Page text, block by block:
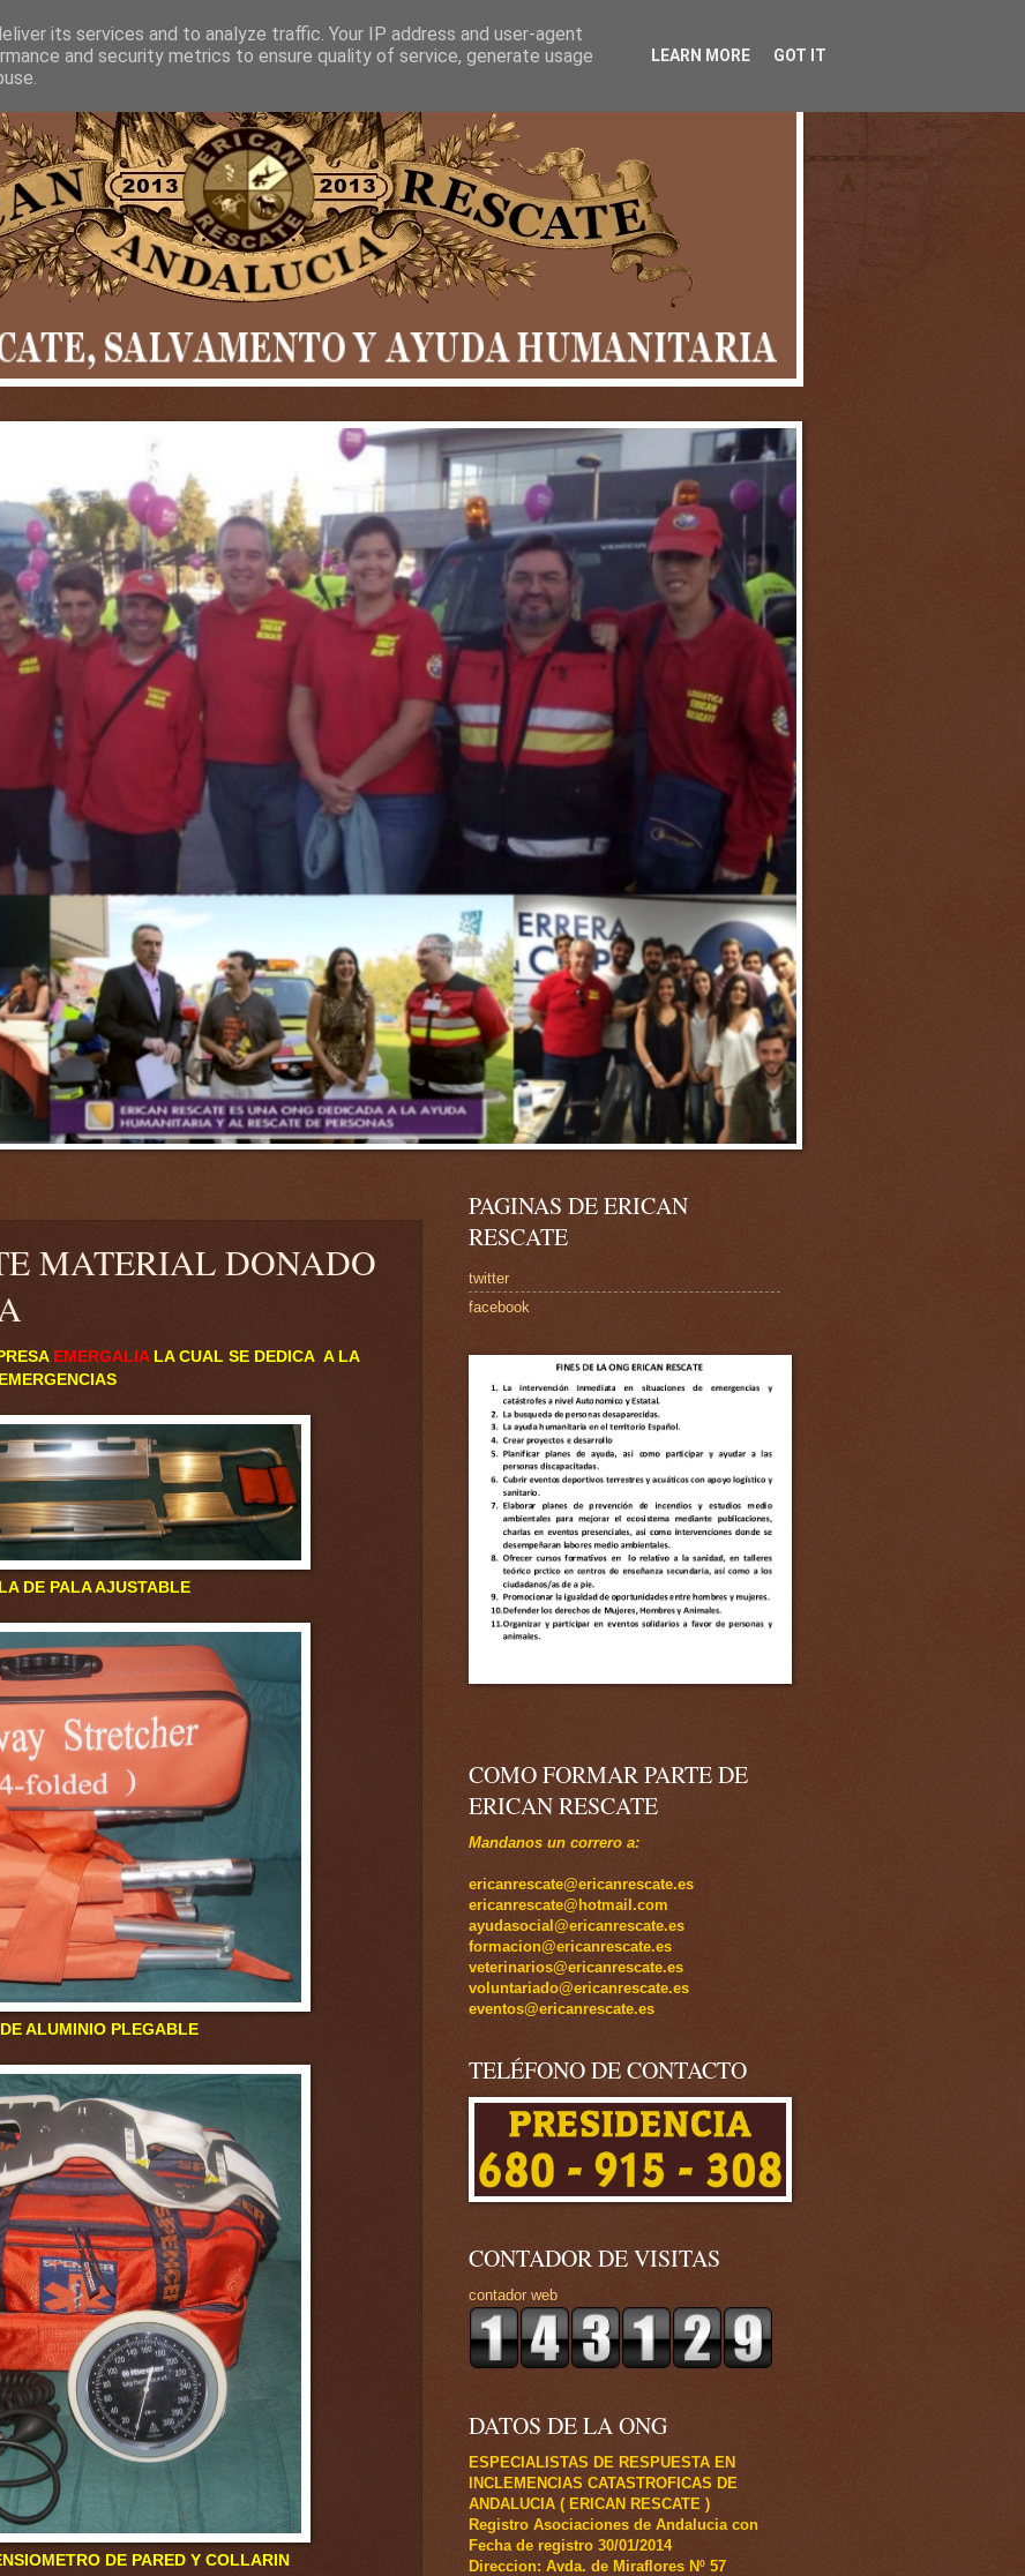
MATERIAL DONADO
EMERGALIALA CUAL SE DEDICA A LA
AJUSTABLE
ALUMINIO PLEGABLE
DE PARED Y COLLARIN
PAGINAS DE ERICAN
RESCATE
twitter
facebook
COMO FORMAR PARTE DE
ERICAN RESCATE
Mandanos un correro a:
ericanrescate@ericanrescate.es
ericanrescate@hotmail.com
ayudasocial@ericanrescate.es
formacion@ericanrescate.es
veterinarios@ericanrescate.es
voluntariado@ericanrescate.es
eventos@ericanrescate.es
TELÉFONO DE CONTACTO
CONTADOR DE VISITAS
contador web
DATOS DE LA ONG
ESPECIALISTAS DE RESPUESTA EN
INCLEMENCIAS CATASTROFICAS DE
ANDALUCIA ( ERICAN RESCATE )
Registro Asociaciones de Andalucia con
Fecha de registro 30/01/2014
Direccion: Avda. de Miraflores Nº 57
its services and to analyze traffic. Your IP address and user-agent
and security metrics to ensure quality of service, generate usage
LEARN MORE GOT IT